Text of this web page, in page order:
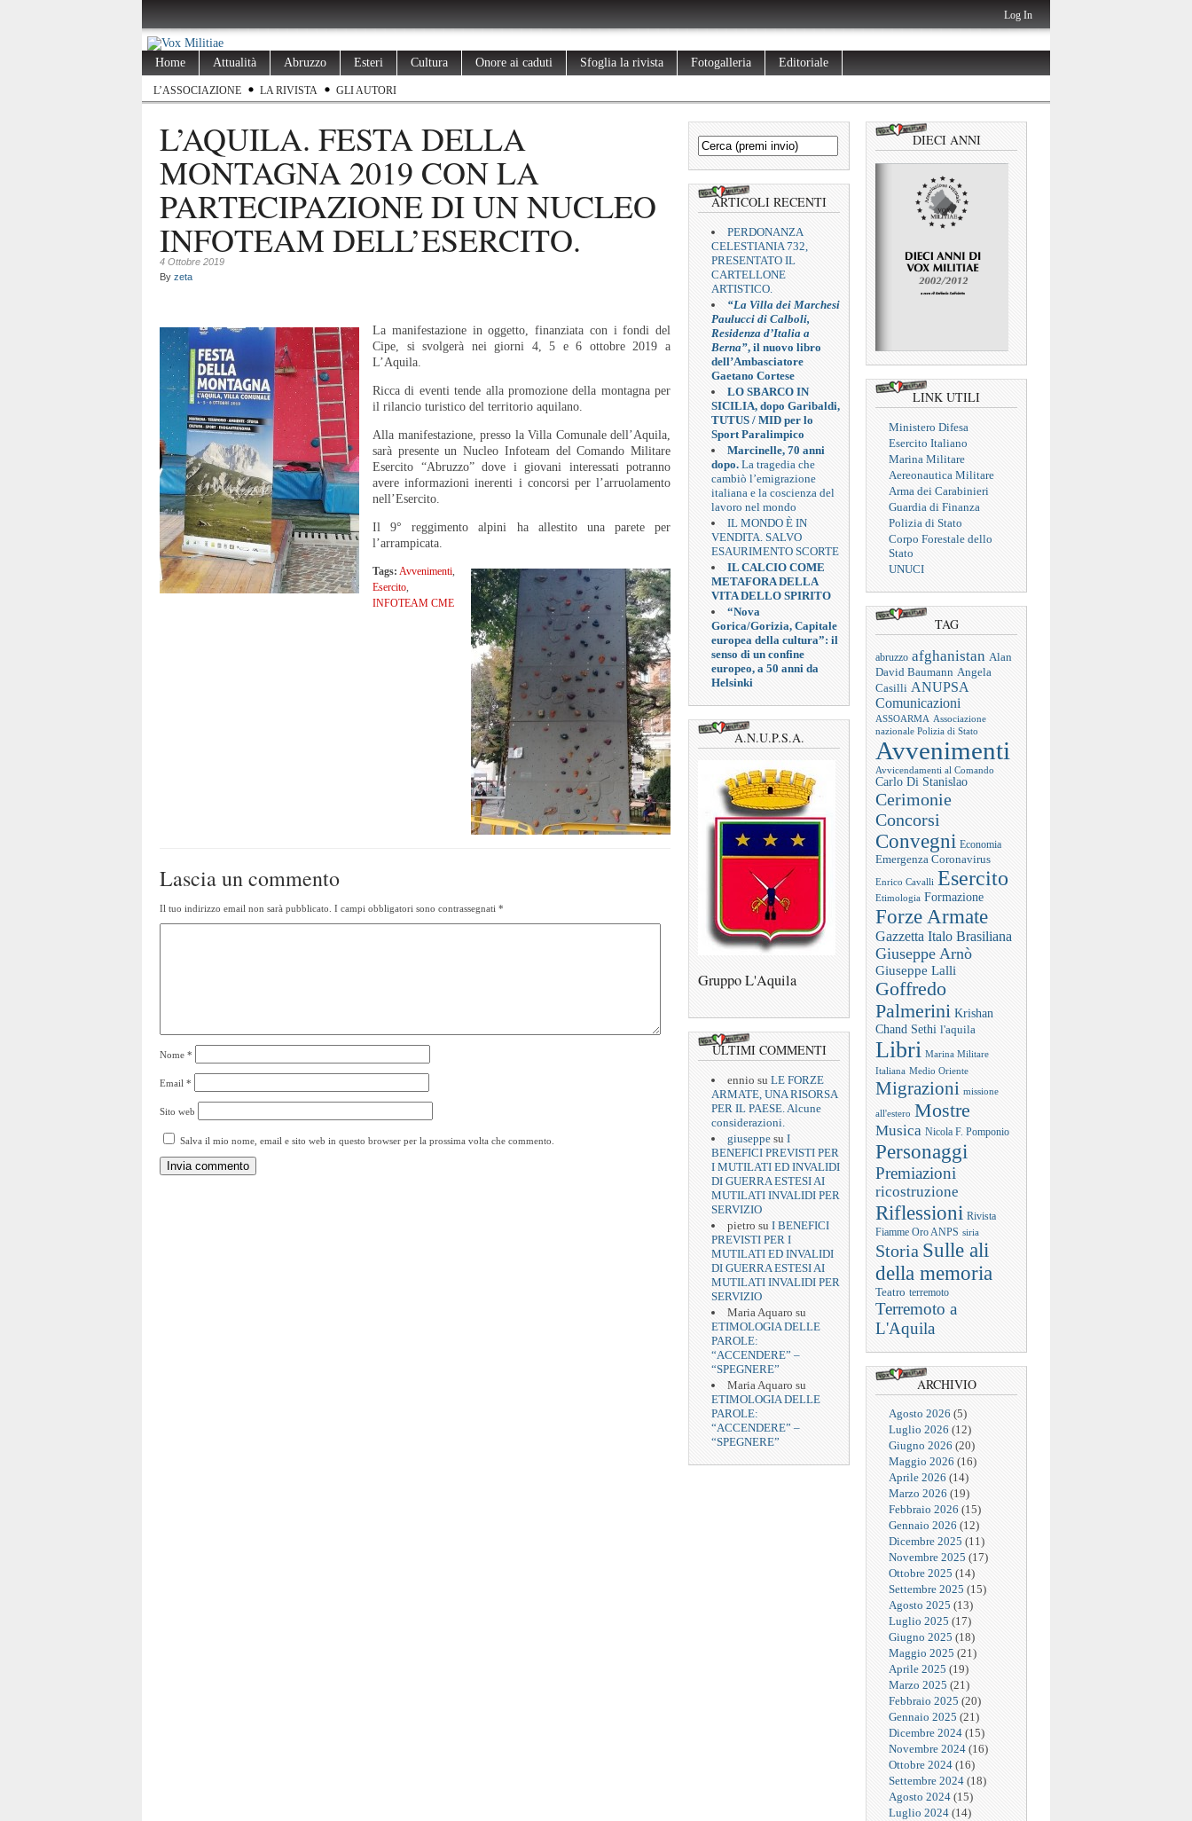
Log In
Home Attualità Abruzzo Esteri Cultura Onore ai caduti Sfoglia la rivista Fotogalleria Editoriale
L’ASSOCIAZIONE LA RIVISTA GLI AUTORI
L’AQUILA. FESTA DELLA
MONTAGNA 2019 CON LA
PARTECIPAZIONE DI UN NUCLEO
INFOTEAM DELL’ESERCITO.
4 Ottobre 2019
By zeta
La manifestazione in oggetto, finanziata con i fondi del
Cipe, si svolgerà nei giorni 4, 5 e 6 ottobre 2019 a
L’Aquila.
Ricca di eventi tende alla promozione della montagna per
il rilancio turistico del territorio aquilano.
Alla manifestazione, presso la Villa Comunale dell’Aquila,
sarà presente un Nucleo Infoteam del Comando Militare
Esercito “Abruzzo” dove i giovani interessati potranno
avere informazioni inerenti i concorsi per l’arruolamento
nell’Esercito.
Il 9° reggimento alpini ha allestito una parete per
l’arrampicata.
Tags: Avvenimenti,
Esercito,
INFOTEAM CME
Lascia un commento
Il tuo indirizzo email non sarà pubblicato. I campi obbligatori sono contrassegnati *
Nome *
Email *
Sito web
Salva il mio nome, email e sito web in questo browser per la prossima volta che commento.
ARTICOLI RECENTI
PERDONANZA
CELESTIANIA 732,
PRESENTATO IL
CARTELLONE
ARTISTICO.
“La Villa dei Marchesi
Paulucci di Calboli,
Residenza d’Italia a
Berna”, il nuovo libro
dell’Ambasciatore
Gaetano Cortese
LO SBARCO IN
SICILIA, dopo Garibaldi,
TUTUS / MID per lo
Sport Paralimpico
Marcinelle, 70 anni
dopo. La tragedia che
cambiò l’emigrazione
italiana e la coscienza del
lavoro nel mondo
IL MONDO È IN
VENDITA. SALVO
ESAURIMENTO SCORTE
IL CALCIO COME
METAFORA DELLA
VITA DELLO SPIRITO
“Nova
Gorica/Gorizia, Capitale
europea della cultura”: il
senso di un confine
europeo, a 50 anni da
Helsinki
A.N.U.P.S.A.
Gruppo L'Aquila
ULTIMI COMMENTI
ennio su LE FORZE
ARMATE, UNA RISORSA
PER IL PAESE. Alcune
considerazioni.
giuseppe su I
BENEFICI PREVISTI PER
I MUTILATI ED INVALIDI
DI GUERRA ESTESI AI
MUTILATI INVALIDI PER
SERVIZIO
pietro su I BENEFICI
PREVISTI PER I
MUTILATI ED INVALIDI
DI GUERRA ESTESI AI
MUTILATI INVALIDI PER
SERVIZIO
Maria Aquaro su
ETIMOLOGIA DELLE
PAROLE:
“ACCENDERE” –
“SPEGNERE”
Maria Aquaro su
ETIMOLOGIA DELLE
PAROLE:
“ACCENDERE” –
“SPEGNERE”
DIECI ANNI
LINK UTILI
Ministero Difesa
Esercito Italiano
Marina Militare
Aereonautica Militare
Arma dei Carabinieri
Guardia di Finanza
Polizia di Stato
Corpo Forestale dello
Stato
UNUCI
TAG
abruzzo afghanistan Alan
David Baumann Angela
Casilli ANUPSA
Comunicazioni
ASSOARMA Associazione
nazionale Polizia di Stato
Avvenimenti
Avvicendamenti al Comando
Carlo Di Stanislao
Cerimonie
Concorsi
Convegni Economia
Emergenza Coronavirus
Enrico Cavalli Esercito
Etimologia Formazione
Forze Armate
Gazzetta Italo Brasiliana
Giuseppe Arnò
Giuseppe Lalli
Goffredo
Palmerini Krishan
Chand Sethi l'aquila
Libri Marina Militare
Italiana Medio Oriente
Migrazioni missione
all'estero Mostre
Musica Nicola F. Pomponio
Personaggi
Premiazioni
ricostruzione
Riflessioni Rivista
Fiamme Oro ANPS siria
Storia Sulle ali
della memoria
Teatro terremoto
Terremoto a
L'Aquila
ARCHIVIO
Agosto 2026 (5)
Luglio 2026 (12)
Giugno 2026 (20)
Maggio 2026 (16)
Aprile 2026 (14)
Marzo 2026 (19)
Febbraio 2026 (15)
Gennaio 2026 (12)
Dicembre 2025 (11)
Novembre 2025 (17)
Ottobre 2025 (14)
Settembre 2025 (15)
Agosto 2025 (13)
Luglio 2025 (17)
Giugno 2025 (18)
Maggio 2025 (21)
Aprile 2025 (19)
Marzo 2025 (21)
Febbraio 2025 (20)
Gennaio 2025 (21)
Dicembre 2024 (15)
Novembre 2024 (16)
Ottobre 2024 (16)
Settembre 2024 (18)
Agosto 2024 (15)
Luglio 2024 (14)